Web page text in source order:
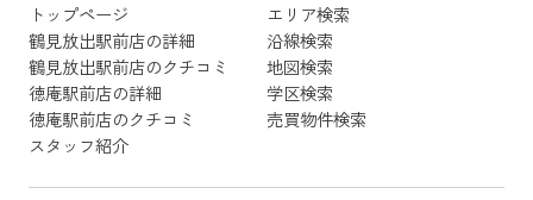
トップページ
エリア検索
鶴見放出駅前店の詳細
沿線検索
鶴見放出駅前店のクチコミ
地図検索
徳庵駅前店の詳細
学区検索
徳庵駅前店のクチコミ
売買物件検索
スタッフ紹介